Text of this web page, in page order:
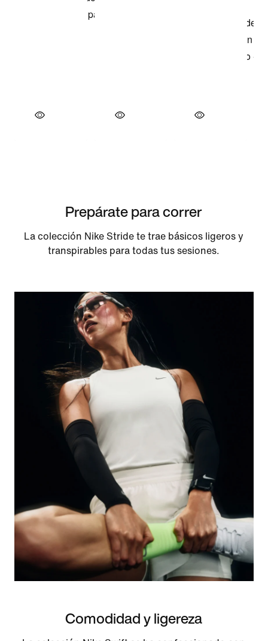
Prepárate para correr
La colección Nike Stride te trae básicos ligeros y
transpirables para todas tus sesiones.
Comodidad y ligereza